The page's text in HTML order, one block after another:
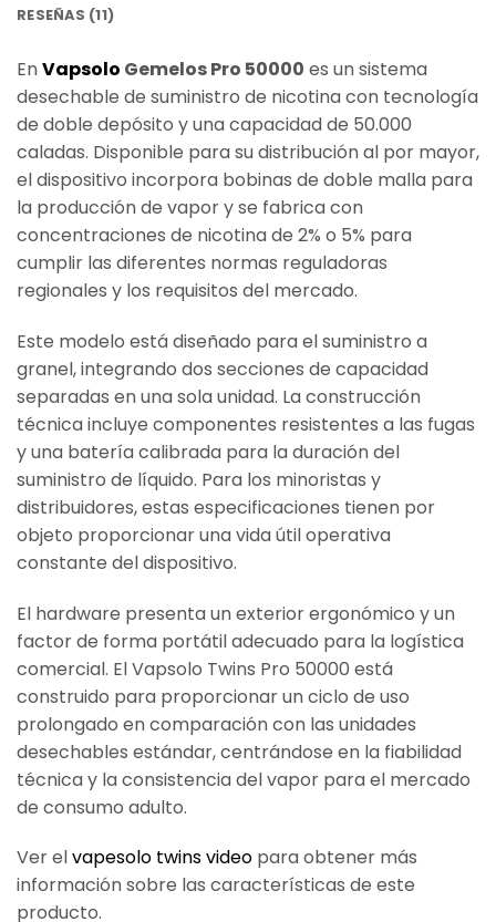
RESEÑAS (11)
EnVapsolo Gemelos Pro 50000 es un sistema
desechable de suministro de nicotina con tecnología
de doble depósito y una capacidad de 50.000
caladas. Disponible para su distribución al por mayor,
el dispositivo incorpora bobinas de doble malla para
la producción de vapor y se fabrica con
concentraciones de nicotina de 2% o 5% para
cumplir las diferentes normas reguladoras
regionales y los requisitos del mercado.
Este modelo está diseñado para el suministro a
granel, integrando dos secciones de capacidad
separadas en una sola unidad. La construcción
técnica incluye componentes resistentes a las fugas
y una batería calibrada para la duración del
suministro de líquido. Para los minoristas y
distribuidores, estas especificaciones tienen por
objeto proporcionar una vida útil operativa
constante del dispositivo.
El hardware presenta un exterior ergonómico y un
factor de forma portátil adecuado para la logística
comercial. El Vapsolo Twins Pro 50000 está
construido para proporcionar un ciclo de uso
prolongado en comparación con las unidades
desechables estándar, centrándose en la fiabilidad
técnica y la consistencia del vapor para el mercado
de consumo adulto.
Ver elvapesolo twins video para obtener más
información sobre las características de este
producto.